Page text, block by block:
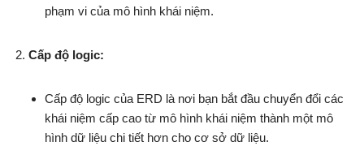
phạm vi của mô hình khái niệm.
Cấp độ logic:
Cấp độ logic của ERD là nơi bạn bắt đầu chuyển đổi các
khái niệm cấp cao từ mô hình khái niệm thành một mô
hình dữ liệu chi tiết hơn cho cơ sở dữ liệu.